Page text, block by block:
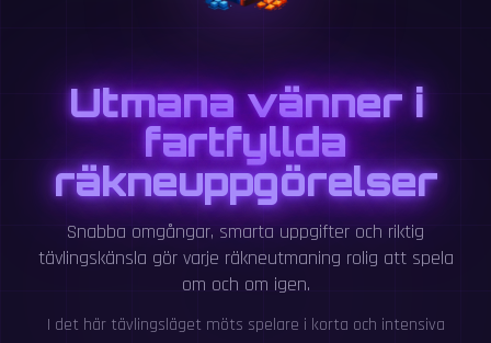
Utmana vänner i
fartfyllda
räkneuppgörelser
Snabba omgångar, smarta uppgifter och riktig
tävlingskänsla gör varje räkneutmaning rolig att spela
om och om igen.
I det här tävlingsläget möts spelare i korta och intensiva